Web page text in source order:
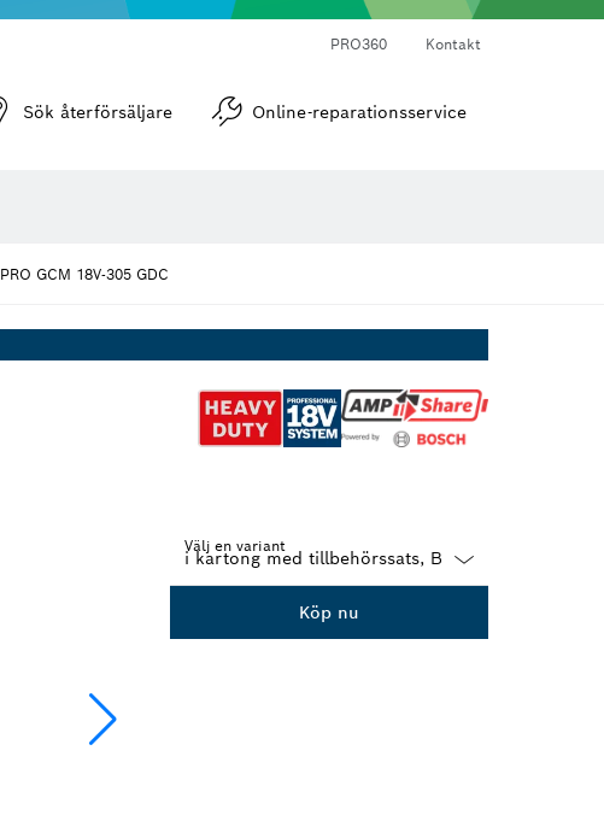
PRO360 Kontakt
Sök återförsäljare Online-reparationsservice
PRO GCM 18V-305 GDC
Välj en variant
Köp nu